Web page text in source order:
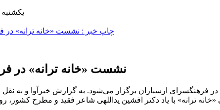
یکشنبه - ۱۱ آبان ۱۴۰۴ -
نشست «خانه ترانه» در
ترانه» با یادی از دکتر افشین یداللهی شاعر فقید و مطرح کشور، روز پنج‌شنبه ۱۵ آبان‌ماه در فرهنگسرای ارسباران برگزار